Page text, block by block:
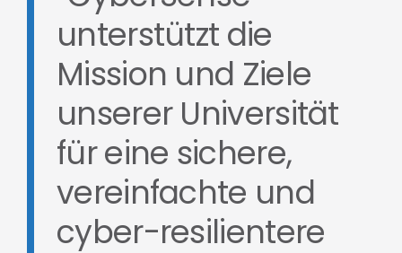
unterstützt die
Mission und Ziele
unserer Universität
für eine sichere,
vereinfachte und
cyber-resilientere